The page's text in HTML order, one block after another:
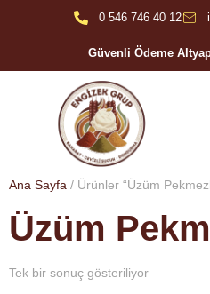
0 546 746 40 12
Güvenli Ödeme
Ana Sayfa / Ürünler “Üzüm
Üzüm
Tek bir sonuç gösteriliyor